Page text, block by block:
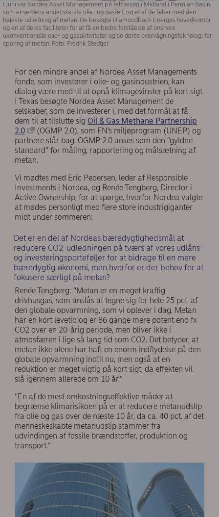
I juni var Nordea Asset Management på feltbesøg i Midland i Permian Basin,
som er verdens andet største olie- og gasfelt, og et af de felter med den
højeste udledning af metan. De besøgte Diamondback Energys hovedkontor
og en af deres faciliteter for at få en bedre forståelse af onshore
ukonventionelle olie- og gasaktiviteter og se deres overvågningsteknologi for
sporing af metan. Foto: Fredrik Stedtjer.
For den mindre andel af Nordea Asset Managements
fonde, som investerer i olie- og gasindustrien, kan
dialog være med til at opnå klimagevinster på kort sigt.
I Texas besøgte Nordea Asset Management de
selskaber, som de investerer i, med det formål at få
dem til at tilslutte sig Oil & Gas Methane Partnership
2.0
(OGMP 2.0), som FN’s miljøprogram (UNEP) og
partnere står bag. OGMP 2.0 anses som den ”gyldne
standard” for måling, rapportering og målsætning af
metan.
Vi mødtes med Eric Pedersen, leder af Responsible
Investments i Nordea, og Renée Tengberg, Director i
Active Ownership, for at spørge, hvorfor Nordea valgte
at mødes personligt med flere store industrigiganter
midt under sommeren:
Det er en del af Nordeas bæredygtighedsmål at
reducere CO2-udledningen på tværs af vores udlåns-
og investeringsporteføljer for at bidrage til en mere
bæredygtig økonomi, men hvorfor er der behov for at
fokusere særligt på metan?
Renée Tengberg: “Metan er en meget kraftig
drivhusgas, som anslås at tegne sig for hele 25 pct. af
den globale opvarmning, som vi oplever i dag. Metan
har en kort levetid og er 86 gange mere potent end fx
CO2 over en 20-årig periode, men bliver ikke i
atmosfæren i lige så lang tid som CO2. Det betyder, at
metan ikke alene har haft en enorm indflydelse på den
globale opvarmning indtil nu, men også at en
reduktion er meget vigtig på kort sigt, da effekten vil
slå igennem allerede om 10 år.”
“En af de mest omkostningseffektive måder at
begrænse klimarisikoen på er at reducere metanudslip
fra olie og gas over de næste 10 år, da ca. 40 pct. af det
menneskeskabte metanudslip stammer fra
udvindingen af fossile brændstoffer, produktion og
transport.”